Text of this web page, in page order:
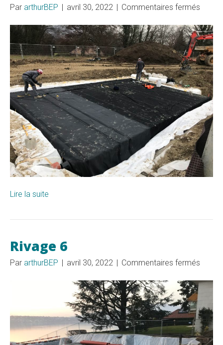
Par arthurBEP | avril 30, 2022 | Commentaires fermés
8
/
Villa
Ariane
Lire la suite
Rivage 6
Par arthurBEP | avril 30, 2022 | Commentaires fermés
6